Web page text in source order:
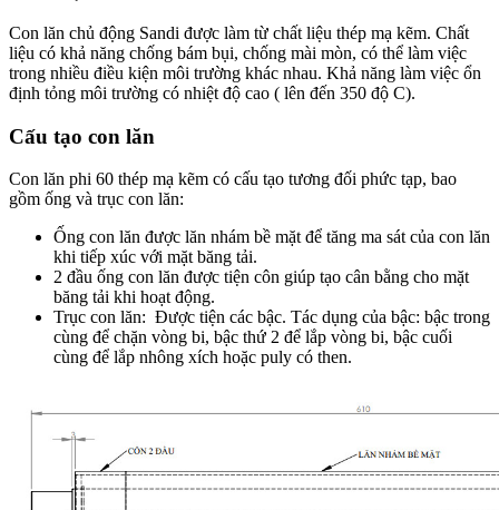
Con lăn chủ động Sandi được làm từ chất liệu thép mạ kẽm. Chất
liệu có khả năng chống bám bụi, chống mài mòn, có thể làm việc
trong nhiều điều kiện môi trường khác nhau. Khả năng làm việc ổn
định tỏng môi trường có nhiệt độ cao ( lên đến 350 độ C).
Cấu tạo con lăn
Con lăn phi 60 thép mạ kẽm có cấu tạo tương đối phức tạp, bao
gồm ống và trục con lăn:
Ống con lăn được lăn nhám bề mặt để tăng ma sát của con lăn
khi tiếp xúc với mặt băng tải.
2 đầu ống con lăn được tiện côn giúp tạo cân bằng cho mặt
băng tải khi hoạt động.
Trục con lăn: Được tiện các bậc. Tác dụng của bậc: bậc trong
cùng để chặn vòng bi, bậc thứ 2 để lắp vòng bi, bậc cuối
cùng để lắp nhông xích hoặc puly có then.